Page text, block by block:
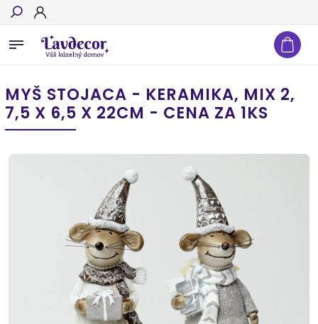
Hľadať
MYŠ STOJACA - KERAMIKA, MIX 2,
7,5 X 6,5 X 22CM - CENA ZA 1KS